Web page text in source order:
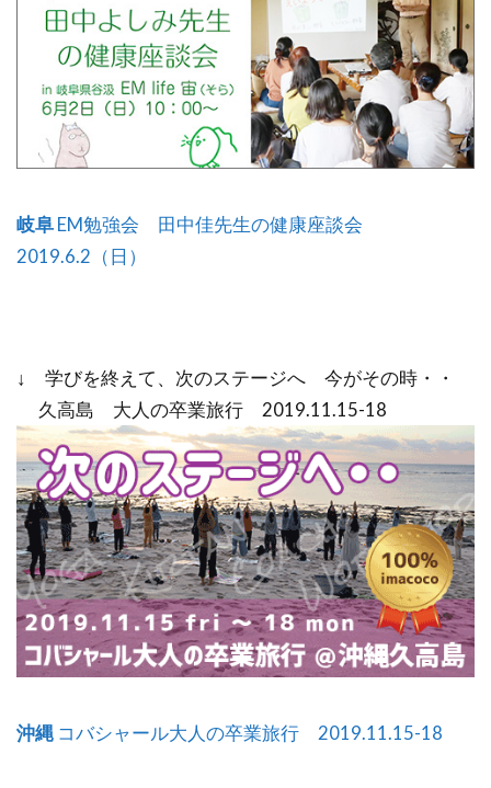
岐阜EM勉強会 田中佳先生の健康座談会
2019.6.2（日）
↓ 学びを終えて、次のステージへ 今がその時・・
久高島 大人の卒業旅行 2019.11.15-18
沖縄 コバシャール大人の卒業旅行 2019.11.15-18